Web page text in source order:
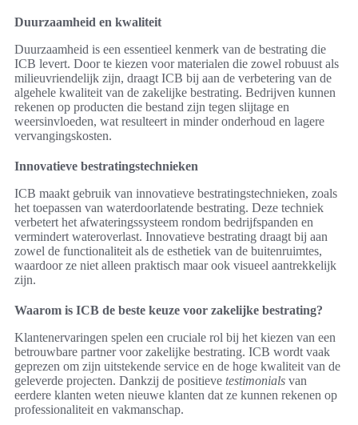
Duurzaamheid en kwaliteit
Duurzaamheid is een essentieel kenmerk van de bestrating die
ICB levert. Door te kiezen voor materialen die zowel robuust als
milieuvriendelijk zijn, draagt ICB bij aan de verbetering van de
algehele kwaliteit van de zakelijke bestrating. Bedrijven kunnen
rekenen op producten die bestand zijn tegen slijtage en
weersinvloeden, wat resulteert in minder onderhoud en lagere
vervangingskosten.
Innovatieve bestratingstechnieken
ICB maakt gebruik van innovatieve bestratingstechnieken, zoals
het toepassen van waterdoorlatende bestrating. Deze techniek
verbetert het afwateringssysteem rondom bedrijfspanden en
vermindert wateroverlast. Innovatieve bestrating draagt bij aan
zowel de functionaliteit als de esthetiek van de buitenruimtes,
waardoor ze niet alleen praktisch maar ook visueel aantrekkelijk
zijn.
Waarom is ICB de beste keuze voor zakelijke bestrating?
Klantenervaringen spelen een cruciale rol bij het kiezen van een
betrouwbare partner voor zakelijke bestrating. ICB wordt vaak
geprezen om zijn uitstekende service en de hoge kwaliteit van de
geleverde projecten. Dankzij de positieve testimonials van
eerdere klanten weten nieuwe klanten dat ze kunnen rekenen op
professionaliteit en vakmanschap.